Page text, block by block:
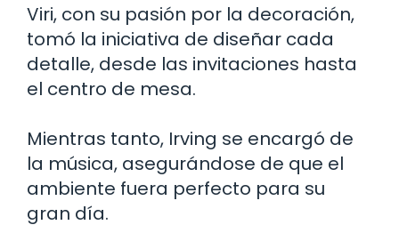
Viri, con su pasión por la decoración,
tomó la iniciativa de diseñar cada
detalle, desde las invitaciones hasta
el centro de mesa.
Mientras tanto, Irving se encargó de
la música, asegurándose de que el
ambiente fuera perfecto para su
gran día.